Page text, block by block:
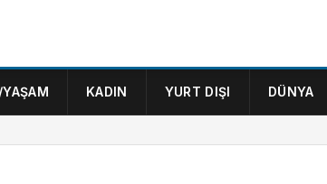
KADIN YURT DIŞI DÜNYA